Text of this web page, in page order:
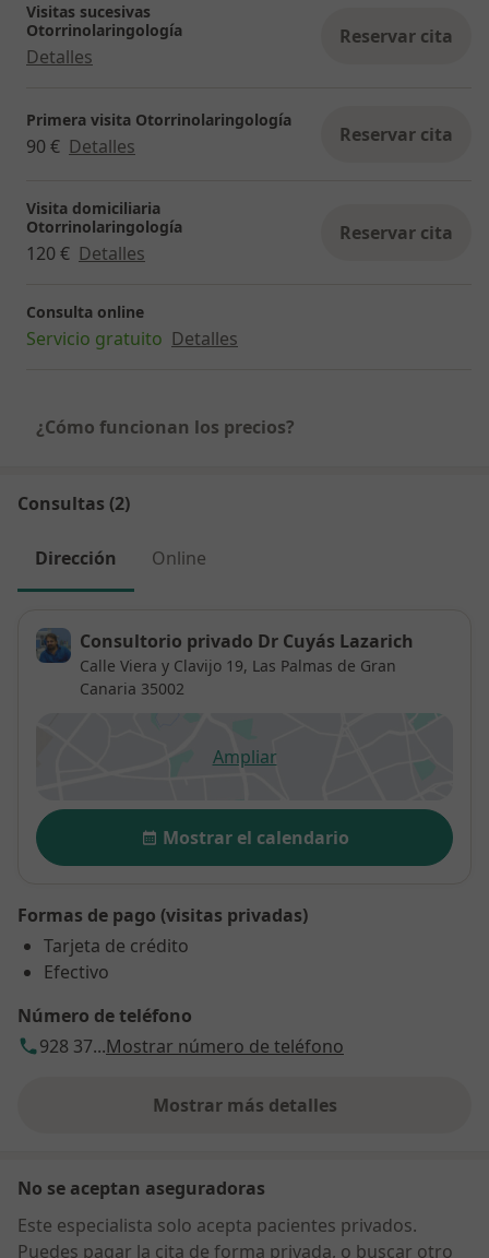
Visitas sucesivas
Otorrinolaringología
Detalles
Reservar cita
Primera visita Otorrinolaringología
90 € Detalles Reservar cita
Visita domiciliaria
Otorrinolaringología
120 € Detalles
Reservar cita
Consulta online
Servicio gratuito Detalles
¿Cómo funcionan los precios?
Consultas (2)
Dirección Online
Consultorio privado Dr Cuyás Lazarich
Calle Viera y Clavijo 19, Las Palmas de Gran
Canaria 35002
Ampliarse abre en una nueva
Disponibilidad
Mostrar el calendario
Formas de pago (visitas privadas)
Tarjeta de crédito
Efectivo
Número de teléfono
928 37...Mostrar número de teléfono
Mostrar más detalles
sobre la dirección
No se aceptan aseguradoras
Este especialista solo acepta pacientes privados.
Puedes pagar la cita de forma privada, o buscar otro